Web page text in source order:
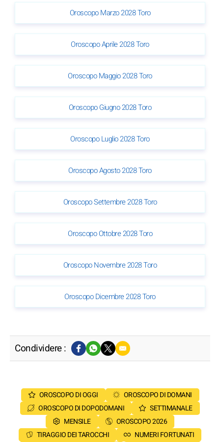
Oroscopo Marzo 2028 Toro
Oroscopo Aprile 2028 Toro
Oroscopo Maggio 2028 Toro
Oroscopo Giugno 2028 Toro
Oroscopo Luglio 2028 Toro
Oroscopo Agosto 2028 Toro
Oroscopo Settembre 2028 Toro
Oroscopo Ottobre 2028 Toro
Oroscopo Novembre 2028 Toro
Oroscopo Dicembre 2028 Toro
Condividere :
OROSCOPO DI OGGI
OROSCOPO DI DOMANI
OROSCOPO DI DOPODOMANI
SETTIMANALE
MENSILE
OROSCOPO 2026
TIRAGGIO DEI TAROCCHI
NUMERI FORTUNATI